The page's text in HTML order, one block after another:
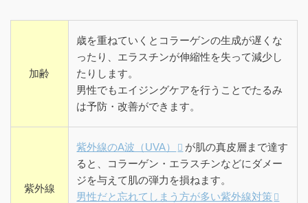
加齢
歳を重ねていくとコラーゲンの生成が遅くな
ったり、エラスチンが伸縮性を失って減少し
たりします。
男性でもエイジングケアを行うことでたるみ
は予防・改善ができます。
紫外線
紫外線のA波（UVA）
が肌の真皮層まで達す
ると、コラーゲン・エラスチンなどにダメー
ジを与えて肌の弾力を損ねます。
男性だと忘れてしまう方が多い紫外線対策